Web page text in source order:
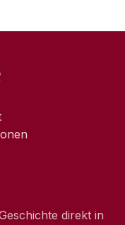
direkt in